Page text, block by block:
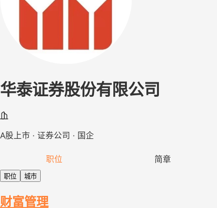
华泰证券股份有限公司
A股上市 · 证券公司 · 国企
职位 简章
职位 城市
财富管理